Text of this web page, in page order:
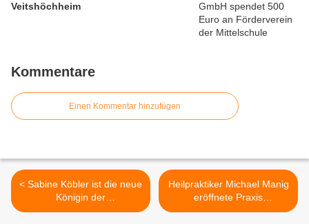
Veitshöchheim
Kommentare
Einen Kommentar hinzufügen
< Sabine Köbler ist die neue
Königin der
Veitshöchheimer
Heilpraktiker Michael Manig
eröffnete Praxis
"Natürliches Heilen" in